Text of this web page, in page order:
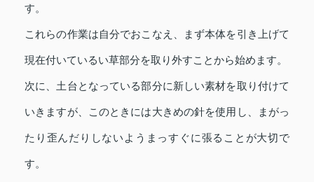
す。
これらの作業は自分でおこなえ、まず本体を引き上げて
現在付いているい草部分を取り外すことから始めます。
次に、土台となっている部分に新しい素材を取り付けて
いきますが、このときには大きめの針を使用し、まがっ
たり歪んだりしないようまっすぐに張ることが大切で
す。